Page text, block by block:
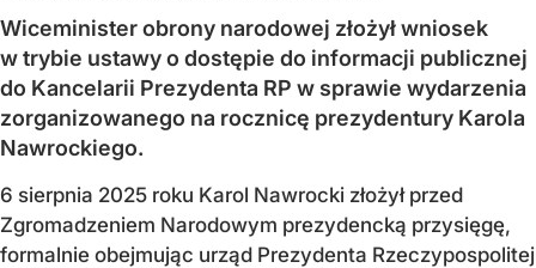
Wiceminister obrony narodowej złożył wniosek
w trybie ustawy o dostępie do informacji publicznej
do Kancelarii Prezydenta RP w sprawie wydarzenia
zorganizowanego na rocznicę prezydentury Karola
Nawrockiego.
6 sierpnia 2025 roku Karol Nawrocki złożył przed
Zgromadzeniem Narodowym prezydencką przysięgę,
formalnie obejmując urząd Prezydenta Rzeczypospolitej